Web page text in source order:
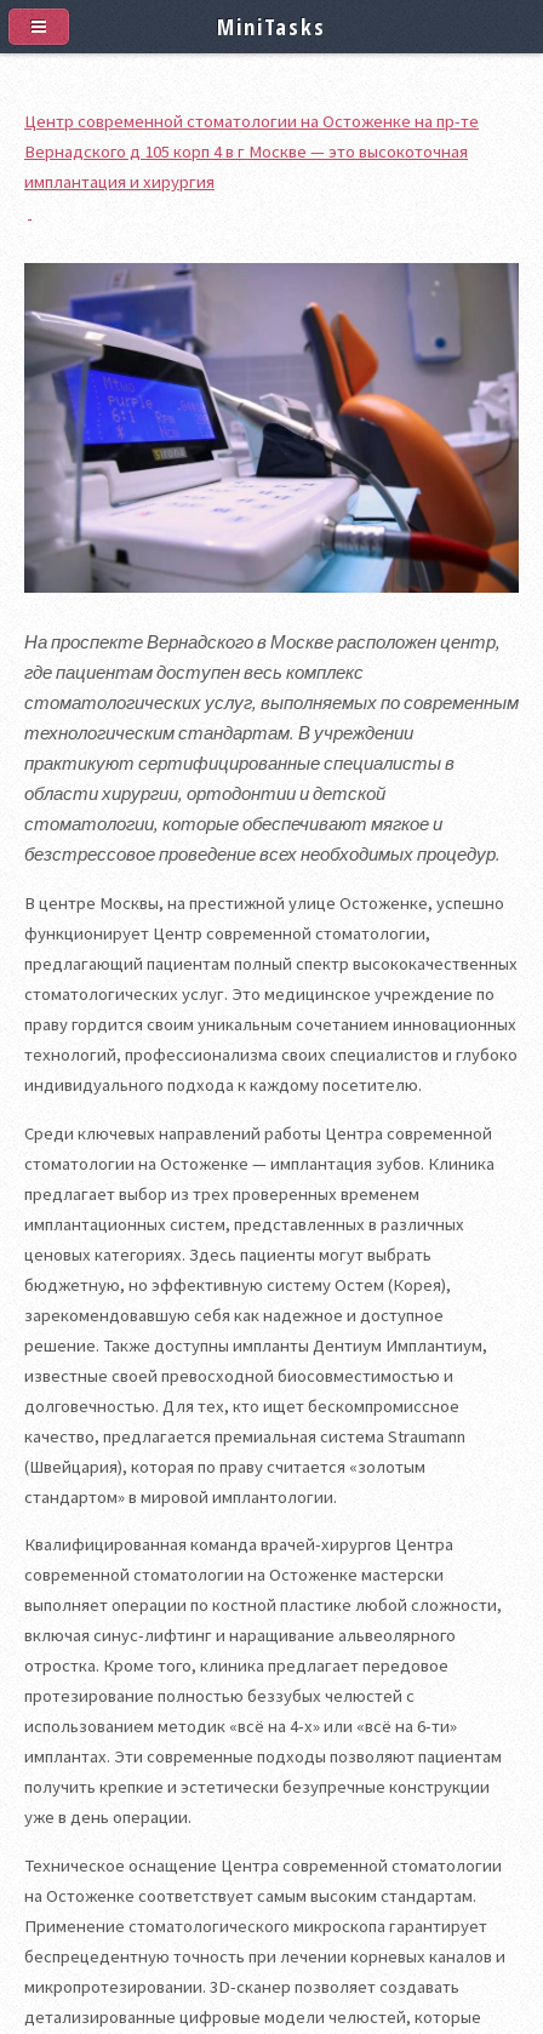
Центр современной стоматологии на Остоженке на пр-те
Вернадского д 105 корп 4 в г Москве — это высокоточная
имплантация и хирургия
На проспекте Вернадского в Москве расположен центр,
где пациентам доступен весь комплекс
стоматологических услуг, выполняемых по современным
технологическим стандартам. В учреждении
практикуют сертифицированные специалисты в
области хирургии, ортодонтии и детской
стоматологии, которые обеспечивают мягкое и
безстрессовое проведение всех необходимых процедур.
В центре Москвы, на престижной улице Остоженке, успешно
функционирует Центр современной стоматологии,
предлагающий пациентам полный спектр высококачественных
стоматологических услуг. Это медицинское учреждение по
праву гордится своим уникальным сочетанием инновационных
технологий, профессионализма своих специалистов и глубоко
индивидуального подхода к каждому посетителю.
Среди ключевых направлений работы Центра современной
стоматологии на Остоженке — имплантация зубов. Клиника
предлагает выбор из трех проверенных временем
имплантационных систем, представленных в различных
ценовых категориях. Здесь пациенты могут выбрать
бюджетную, но эффективную систему Остем (Корея),
зарекомендовавшую себя как надежное и доступное
решение. Также доступны импланты Дентиум Имплантиум,
известные своей превосходной биосовместимостью и
долговечностью. Для тех, кто ищет бескомпромиссное
качество, предлагается премиальная система Straumann
(Швейцария), которая по праву считается «золотым
стандартом» в мировой имплантологии.
Квалифицированная команда врачей-хирургов Центра
современной стоматологии на Остоженке мастерски
выполняет операции по костной пластике любой сложности,
включая синус-лифтинг и наращивание альвеолярного
отростка. Кроме того, клиника предлагает передовое
протезирование полностью беззубых челюстей с
использованием методик «всё на 4-х» или «всё на 6-ти»
имплантах. Эти современные подходы позволяют пациентам
получить крепкие и эстетически безупречные конструкции
уже в день операции.
Техническое оснащение Центра современной стоматологии
на Остоженке соответствует самым высоким стандартам.
Применение стоматологического микроскопа гарантирует
беспрецедентную точность при лечении корневых каналов и
микропротезировании. 3D-сканер позволяет создавать
детализированные цифровые модели челюстей, которые
MiniTasks